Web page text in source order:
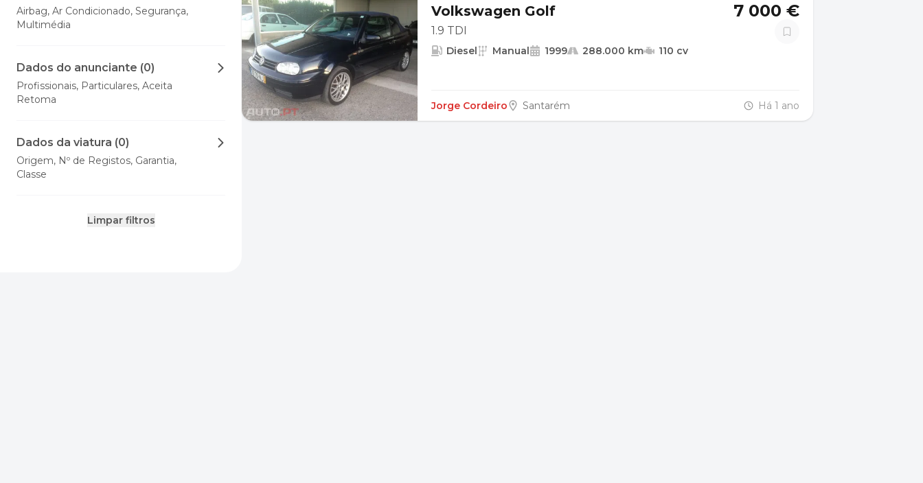
Airbag, Ar Condicionado, Segurança,
Multimédia
Dados do anunciante (0)
Profissionais, Particulares, Aceita
Retoma
Dados da viatura (0)
Origem, Nº de Registos, Garantia,
Classe
Limpar filtros
Volkswagen Golf
1.9 TDI
7 000 €
Diesel Manual 1999 288.000 km 110 cv
Jorge Cordeiro Santarém Há 1 ano